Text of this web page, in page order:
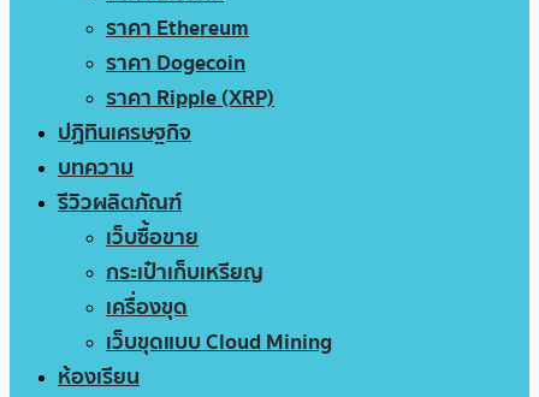
ราคา Ethereum
ราคา Dogecoin
ราคา Ripple (XRP)
ปฏิทินเศรษฐกิจ
บทความ
รีวิวผลิตภัณฑ์
เว็บซื้อขาย
กระเป๋าเก็บเหรียญ
เครื่องขุด
เว็บขุดแบบ Cloud Mining
ห้องเรียน